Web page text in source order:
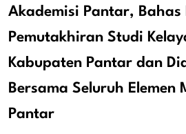
Akademisi Pantar, Bahas
Pemutakhiran Studi
Kabupaten Pantar dan
Bersama Seluruh Elemen
Pantar